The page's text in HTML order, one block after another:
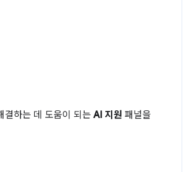
결하는 데 도움이 되는AI 지원 패널을